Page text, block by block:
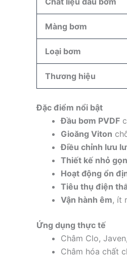
Màng bơm
Loại bơm
Thương hiệu
Đặc điểm nổi bật
Đầu bơm PVDF
Gioăng Viton
Điều chỉnh lưu
Thiết kế nhỏ gọn
Hoạt động ổn
Tiêu thụ điện
Vận hành êm, ít
Ứng dụng thực tế
Châm Clo,
Châm hóa chất